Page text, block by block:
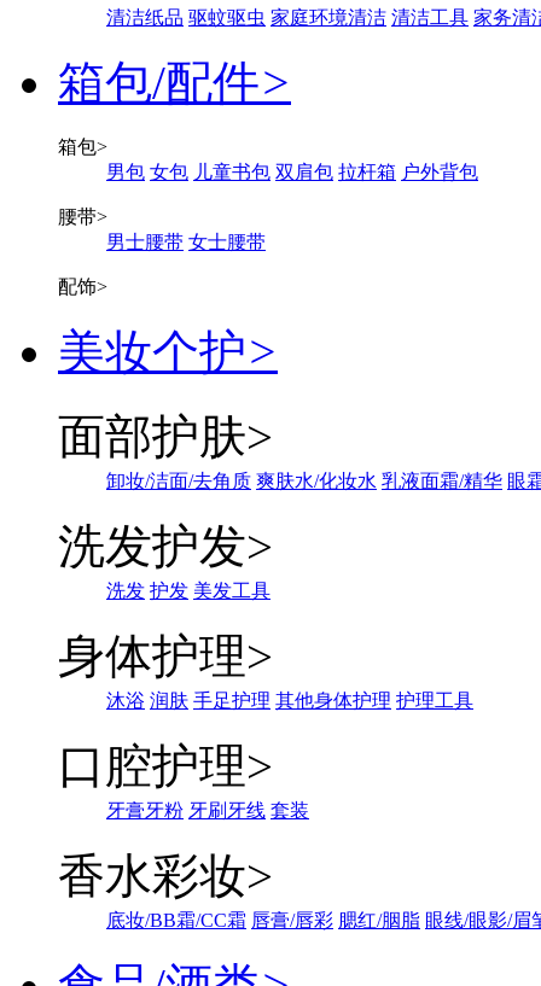
清洁纸品 驱蚊驱虫 家庭环境清洁 清洁工具 家务清
箱包/配件>
箱包>
男包 女包 儿童书包 双肩包 拉杆箱 户外背包
腰带>
男士腰带 女士腰带
配饰>
美妆个护>
面部护肤>
卸妆/洁面/去角质 爽肤水/化妆水 乳液面霜/精华 眼
洗发护发>
洗发 护发 美发工具
身体护理>
沐浴 润肤 手足护理 其他身体护理 护理工具
口腔护理>
牙膏牙粉 牙刷牙线 套装
香水彩妆>
底妆/BB霜/CC霜 唇膏/唇彩 腮红/胭脂 眼线/眼影/眉